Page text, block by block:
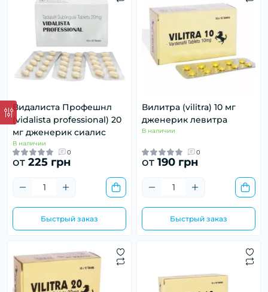
Видалиста Профешнл
(vidalista professional) 20
мг дженерик сиалис
В наличии
0
от 225 грн
Быстрый заказ
Вилитра (vilitra) 10 мг
дженерик левитра
В наличии
0
от 190 грн
Быстрый заказ